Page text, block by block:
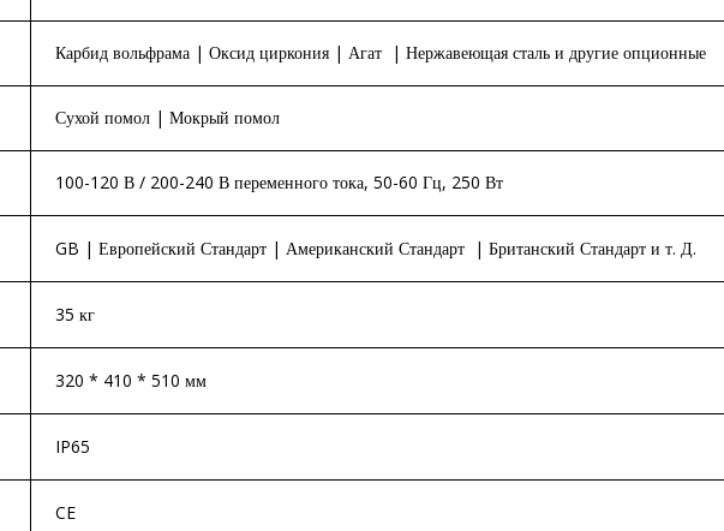
Карбид вольфрама | Оксид циркония | Агат | Нержавеющая сталь и другие опционные
Сухой помол | Мокрый помол
100-120 В / 200-240 В переменного тока, 50-60 Гц, 250 Вт
GB | Европейский Стандарт | Американский Стандарт | Британский Стандарт и т. Д.
35 кг
320 * 410 * 510 мм
IP65
CE